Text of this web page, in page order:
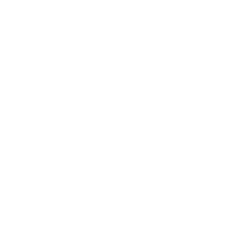
в его
перенос на
для уточнения
Вам выдали в клинике.
с возрастом,
сети «Палитра» при
77-78, 8 (800) 707-77-
Вам выдали в клинике.
Вам выдали в клинике.